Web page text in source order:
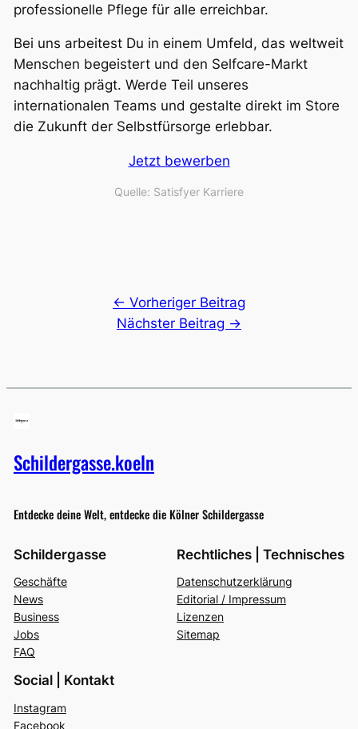
professionelle Pflege für alle erreichbar.
Bei uns arbeitest Du in einem Umfeld, das weltweit
Menschen begeistert und den Selfcare-Markt
nachhaltig prägt. Werde Teil unseres
internationalen Teams und gestalte direkt im Store
die Zukunft der Selbstfürsorge erlebbar.
Jetzt bewerben
Quelle: Satisfyer Karriere
← Vorheriger Beitrag
Nächster Beitrag →
Schildergasse.koeln
Entdecke deine Welt, entdecke die Kölner Schildergasse
Schildergasse
Geschäfte
News
Business
Jobs
FAQ
Rechtliches | Technisches
Datenschutzerklärung
Editorial / Impressum
Lizenzen
Sitemap
Social | Kontakt
Instagram
Facebook